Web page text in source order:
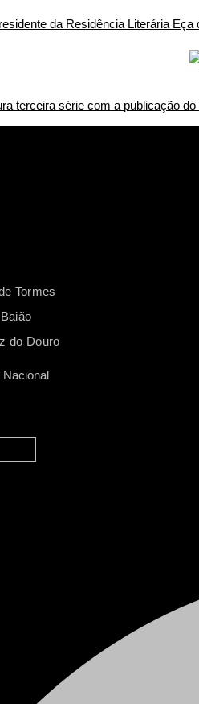
da Residência Literária
terceira série com a publicação
Tormes
do Douro
Nacional